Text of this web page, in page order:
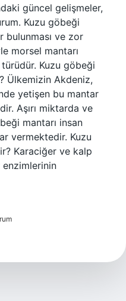
güncel gelişmeler,
Kuzu göbeği
bulunması ve zor
morsel mantarı
Kuzu göbeği
Ülkemizin Akdeniz,
yetişen bu mantar
Aşırı miktarda ve
mantarı insan
vermektedir. Kuzu
Karaciğer ve kalp
enzimlerinin